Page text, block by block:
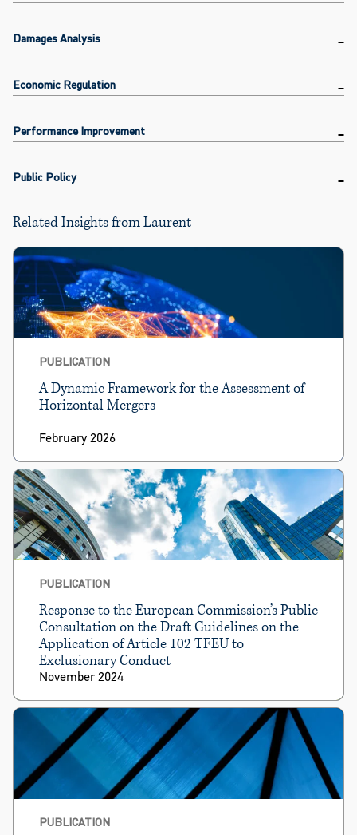
Damages Analysis
Economic Regulation
Performance Improvement
Public Policy
Related Insights from Laurent
PUBLICATION
A Dynamic Framework for the Assessment of
Horizontal Mergers
February 2026
PUBLICATION
Response to the European Commission’s Public
Consultation on the Draft Guidelines on the
Application of Article 102 TFEU to
Exclusionary Conduct
November 2024
PUBLICATION